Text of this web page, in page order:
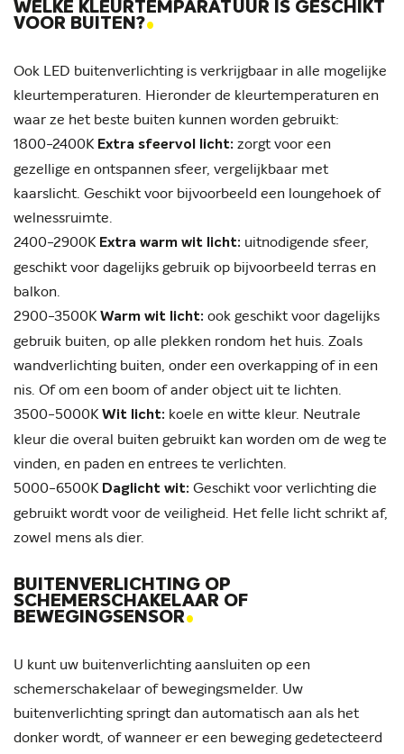
WELKE KLEURTEMPARATUUR IS GESCHIKT
VOOR BUITEN?.
Ook LED buitenverlichting is verkrijgbaar in alle mogelijke
kleurtemperaturen. Hieronder de kleurtemperaturen en
waar ze het beste buiten kunnen worden gebruikt:
1800-2400K Extra sfeervol licht: zorgt voor een
gezellige en ontspannen sfeer, vergelijkbaar met
kaarslicht. Geschikt voor bijvoorbeeld een loungehoek of
welnessruimte.
2400-2900K Extra warm wit licht: uitnodigende sfeer,
geschikt voor dagelijks gebruik op bijvoorbeeld terras en
balkon.
2900-3500K Warm wit licht: ook geschikt voor dagelijks
gebruik buiten, op alle plekken rondom het huis. Zoals
wandverlichting buiten, onder een overkapping of in een
nis. Of om een boom of ander object uit te lichten.
3500-5000K Wit licht: koele en witte kleur. Neutrale
kleur die overal buiten gebruikt kan worden om de weg te
vinden, en paden en entrees te verlichten.
5000-6500K Daglicht wit: Geschikt voor verlichting die
gebruikt wordt voor de veiligheid. Het felle licht schrikt af,
zowel mens als dier.
BUITENVERLICHTING OP
SCHEMERSCHAKELAAR OF
BEWEGINGSENSOR.
U kunt uw buitenverlichting aansluiten op een
schemerschakelaar of bewegingsmelder. Uw
buitenverlichting springt dan automatisch aan als het
donker wordt, of wanneer er een beweging gedetecteerd